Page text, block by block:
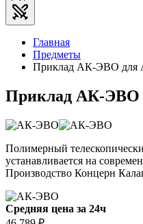
Главная
Предметы
Приклад АК-ЭВО для
Приклад АК-
Полимерный
устанавливается на
Производство Концерн
Средняя цена за 24ч